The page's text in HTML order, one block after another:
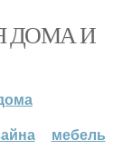
ДОМА И
мебель